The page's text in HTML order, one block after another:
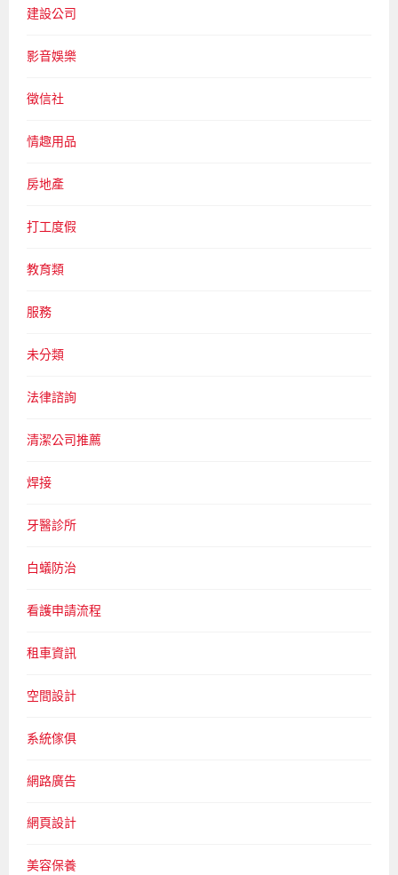
建設公司
影音娛樂
徵信社
情趣用品
房地產
打工度假
教育類
服務
未分類
法律諮詢
清潔公司推薦
焊接
牙醫診所
白蟻防治
看護申請流程
租車資訊
空間設計
系統傢俱
網路廣告
網頁設計
美容保養